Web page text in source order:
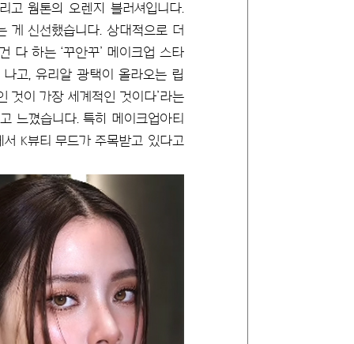
웜톤의 오렌지 블러셔입니다.
게 신선했습니다. 상대적으로 더
다 하는 ‘꾸안꾸’ 메이크업 스타
고, 유리알 광택이 올라오는 립
것이 가장 세계적인 것이다’라는
느꼈습니다. 특히 메이크업아티
K뷰티 무드가 주목받고 있다고